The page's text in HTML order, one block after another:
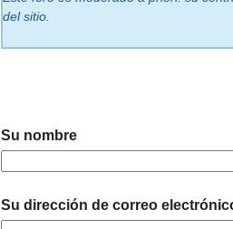
del sitio.
Su nombre
Su dirección de correo